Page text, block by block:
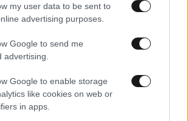
my user data to be sent to
advertising purposes.
Google to send me
advertising.
Google to enable storage
like cookies on web or
in apps.